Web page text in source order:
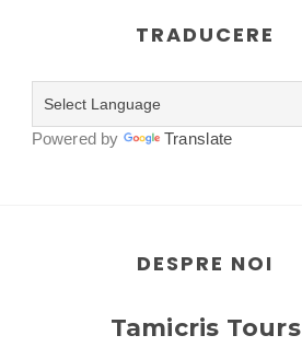
TRADUCERE
Powered by Translate
DESPRE NOI
Tamicris Tours